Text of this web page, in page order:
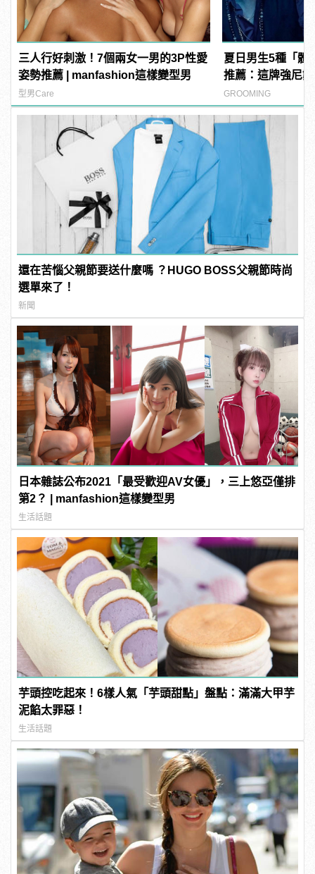
三人行好刺激！7個兩女一男的3P性愛
姿勢推薦 | manfashion這樣變型男
型男Care
夏日男生5種「體
推薦：這牌強尼
GROOMING
還在苦惱父親節要送什麼嗎 ？HUGO BOSS父親節時尚
選單來了！
新聞
日本雜誌公布2021「最受歡迎AV女優」，三上悠亞僅排
第2？ | manfashion這樣變型男
生活話題
芋頭控吃起來！6樣人氣「芋頭甜點」盤點：滿滿大甲芋
泥餡太罪惡！
生活話題